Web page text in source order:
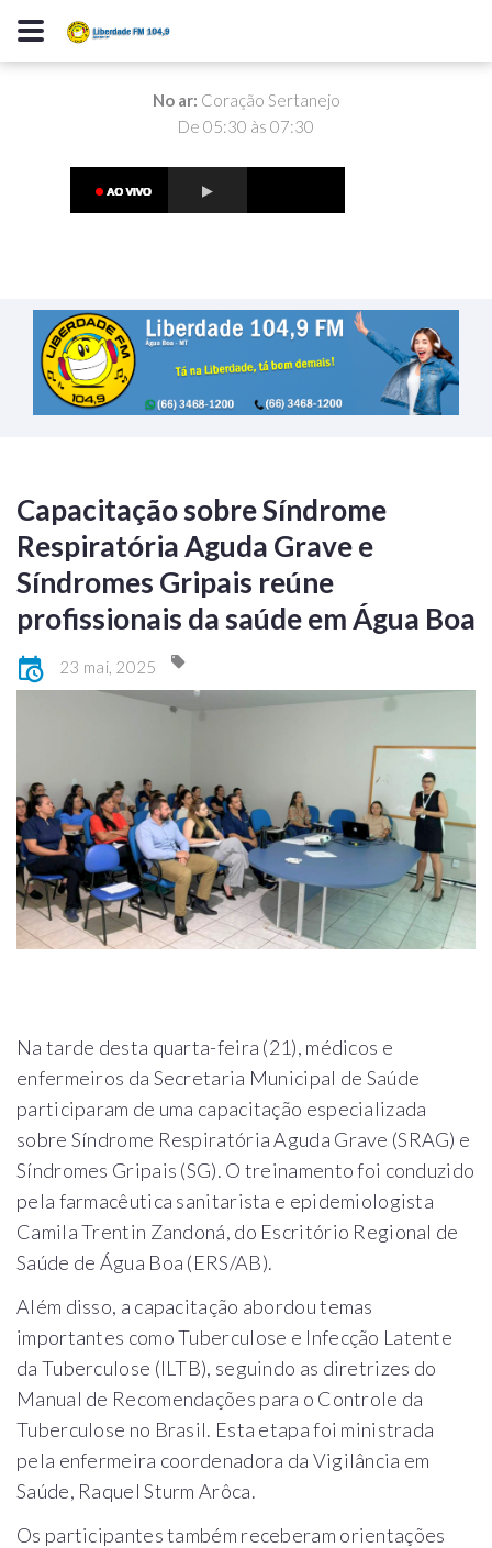
No ar: Coração Sertanejo
De 05:30 às 07:30
Capacitação sobre Síndrome
Respiratória Aguda Grave e
Síndromes Gripais reúne
profissionais da saúde em Água Boa
23 mai, 2025
Na tarde desta quarta-feira (21), médicos e
enfermeiros da Secretaria Municipal de Saúde
participaram de uma capacitação especializada
sobre Síndrome Respiratória Aguda Grave (SRAG) e
Síndromes Gripais (SG). O treinamento foi conduzido
pela farmacêutica sanitarista e epidemiologista
Camila Trentin Zandoná, do Escritório Regional de
Saúde de Água Boa (ERS/AB).
Além disso, a capacitação abordou temas
importantes como Tuberculose e Infecção Latente
da Tuberculose (ILTB), seguindo as diretrizes do
Manual de Recomendações para o Controle da
Tuberculose no Brasil. Esta etapa foi ministrada
pela enfermeira coordenadora da Vigilância em
Saúde, Raquel Sturm Arôca.
Os participantes também receberam orientações